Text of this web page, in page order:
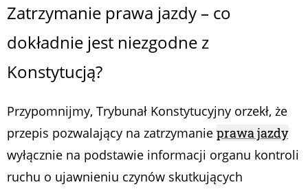
Zatrzymanie prawa jazdy – co
dokładnie jest niezgodne z
Konstytucją?
Przypomnijmy, Trybunał Konstytucyjny orzekł, że
przepis pozwalający na zatrzymanie prawa jazdy
wyłącznie na podstawie informacji organu kontroli
ruchu o ujawnieniu czynów skutkujących